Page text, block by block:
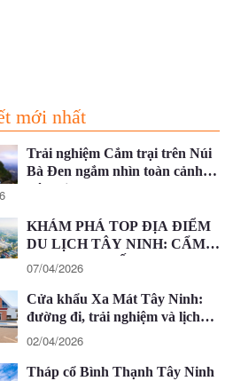
mới nhất
Trải nghiệm Cắm trại trên Núi
Bà Đen ngắm nhìn toàn cảnh
Tây Ninh
KHÁM PHÁ TOP ĐỊA ĐIỂM
DU LỊCH TÂY NINH: CẨM
NANG CHI TIẾT 2026
07/04/2026
Cửa khẩu Xa Mát Tây Ninh:
đường đi, trải nghiệm và lịch
trình 1 ngày
02/04/2026
Tháp cổ Bình Thạnh Tây Ninh